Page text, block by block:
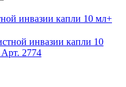
инвазии капли 10
Арт. 2774